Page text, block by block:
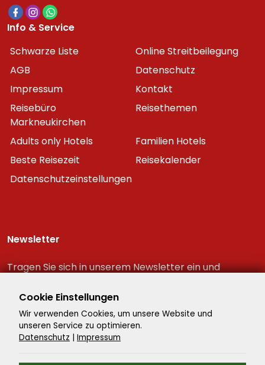
Info & Service
Schwarze Liste
Online Streitbeilegung
AGB
Datenschutz
Impressum
Kontakt
Reisebüro
Markneukirchen
Reisethemen
Adults only Hotels
Familien Hotels
Beste Reisezeit
Reisekalender
Datenschutzeinstellungen
Newsletter
Tragen Sie sich in unserem Newsletter ein und
Reiseschnäppchen!
Cookie Einstellungen
Wir verwenden Cookies, um unsere Website und
unseren Service zu optimieren.
Datenschutz | Impressum